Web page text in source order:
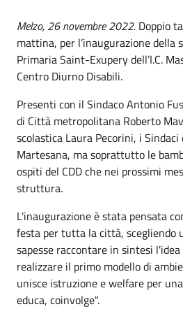
Melzo, 26 novembre 2022. Doppio
mattina, per l’inaugurazione della
Primaria Saint-Exupery dell’I.C.
Centro Diurno Disabili.
Presenti con il Sindaco Antonio
di Città metropolitana Roberto
scolastica Laura Pecorini, i Sindaci
Martesana, ma soprattutto le
ospiti del CDD che nei prossimi
struttura.
L'inaugurazione è stata pensata
festa per tutta la città, scegliendo
sapesse raccontare in sintesi
realizzare il primo modello di
unisce istruzione e welfare per
educa, coinvolge".